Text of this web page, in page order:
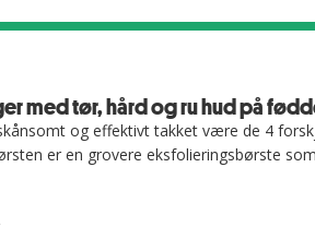
med tør, hård og ru hud på
og effektivt takket være de 4
er en grovere eksfolieringsbørste